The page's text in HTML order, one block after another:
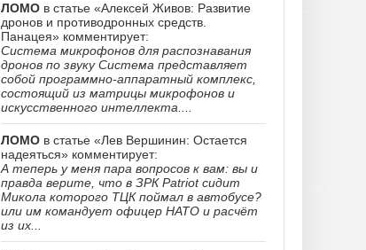
ЛОМО в статье «Алексей Живов: Развитие
дронов и противодронных средств.
Панацея» комментирует:
Система микрофонов для распознавания
дронов по звуку Система представляет
собой программно-аппаратный комплекс,
состоящий из матрицы микрофонов и
искусственного интеллекта....
ЛОМО в статье «Лев Вершинин: Остается
надеяться» комментирует:
А теперь у меня пара вопросов к вам: вы и
правда верите, что в ЗРК Patriot сидит
Микола которого ТЦК поймал в автобусе?
или им командует офицер НАТО и расчёт
из их...